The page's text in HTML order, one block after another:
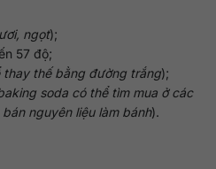
ngọt);
57 độ;
thay thế bằng đường trắng);
soda có thể tìm mua ở các
nguyên liệu làm bánh).